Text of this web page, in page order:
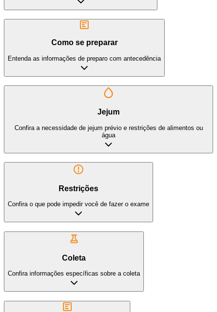
Como se preparar
Entenda as informações de preparo com antecedência
Jejum
Confira a necessidade de jejum prévio e restrições de alimentos ou
água
Restrições
Confira o que pode impedir você de fazer o exame
Coleta
Confira informações específicas sobre a coleta